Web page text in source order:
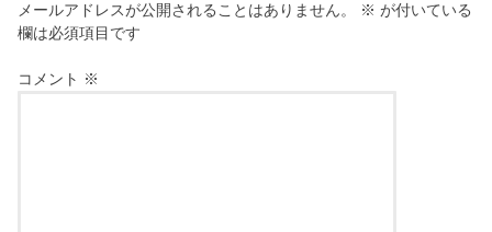
メールアドレスが公開されることはありません。 ※ が付いている
欄は必須項目です
コメント ※